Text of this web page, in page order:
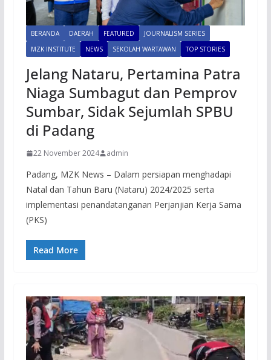
BERANDA DAERAH FEATURED
JOURNALISM SERIES
MZK INSTITUTE
NEWS SEKOLAH WARTAWAN TOP STORIES
Jelang Nataru, Pertamina Patra
Niaga Sumbagut dan Pemprov
Sumbar, Sidak Sejumlah SPBU
di Padang
22 November 2024 admin
Padang, MZK News – Dalam persiapan menghadapi
Natal dan Tahun Baru (Nataru) 2024/2025 serta
implementasi penandatanganan Perjanjian Kerja Sama
(PKS)
Read More